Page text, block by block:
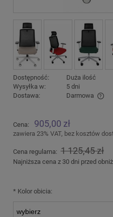
Dostępność:
Duża ilość
Wysyłka w:
5 dni
Dostawa:
Darmowa
Cena nie zawiera
Cena: 905,00 zł
zawiera 23% VAT, bez kosztów
Cena regularna: 1 125,45 zł
Najniższa cena z 30 dni przed
* Kolor obicia: